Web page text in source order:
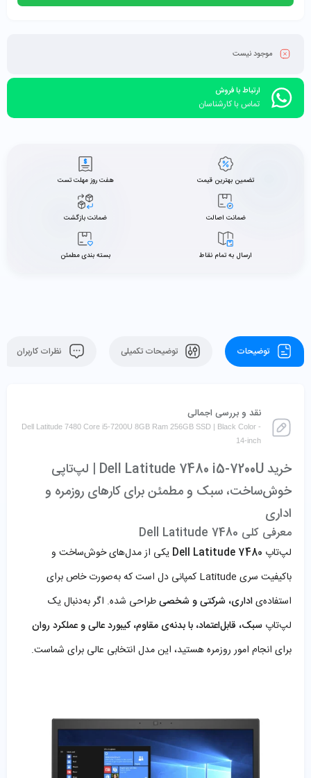
موجود نیست
ارتباط با فروش
تماس با کارشناسان
تضمین بهترین قیمت هفت روز مهلت تست
ضمانت اصالت ضمانت بازگشت
ارسال به تمام نقاط بسته بندی مطمئن
توضیحات توضیحات تکمیلی نظرات کاربران
نقد و بررسی اجمالی
Dell Latitude 7480 Core i5-7200U 8GB Ram 256GB SSD | Black Color -
14-inch
خرید Dell Latitude 7480 i5-7200U | لپ‌تاپی
خوش‌ساخت، سبک و مطمئن برای کارهای روزمره و
اداری
معرفی کلی Dell Latitude 7480
لپ‌تاپ Dell Latitude 7480 یکی از مدل‌های خوش‌ساخت و
باکیفیت سری Latitude کمپانی دل است که به‌صورت خاص برای
استفاده‌یاداری، شرکتی و شخصیطراحی شده. اگر به‌دنبال یک
لپ‌تاپ سبک، قابل‌اعتماد، با بدنه‌ی مقاوم، کیبورد عالی و عملکرد روان
برای انجام امور روزمره هستید، این مدل انتخابی عالی برای شماست.